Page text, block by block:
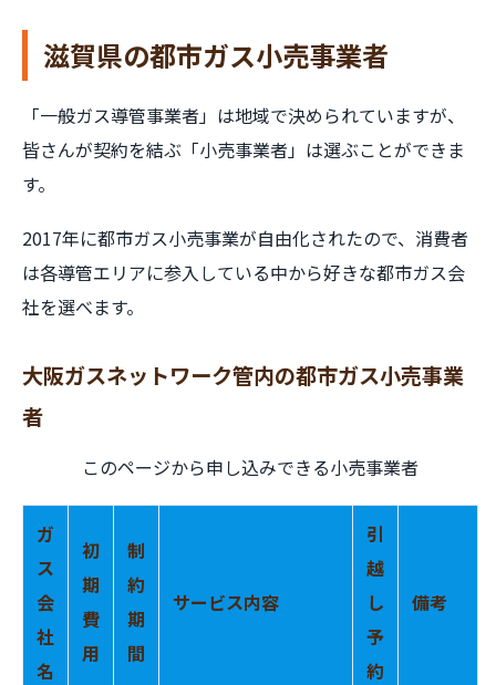
滋賀県の都市ガス小売事業者
「一般ガス導管事業者」は地域で決められていますが、
皆さんが契約を結ぶ「小売事業者」は選ぶことができま
す。
2017年に都市ガス小売事業が自由化されたので、消費者
は各導管エリアに参入している中から好きな都市ガス会
社を選べます。
大阪ガスネットワーク管内の都市ガス小売事業
者
このページから申し込みできる小売事業者
ガ
ス
会
社
名
初
期
費
用
制
約
期
間
サービス内容
引
越
し
予
約
備考